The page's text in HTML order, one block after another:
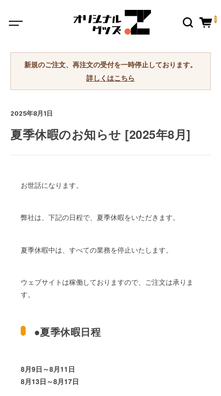
0
新規のご注文、再注文の受付を一時停止しております。
詳しくはこちら
2025年8月1日
夏季休暇のお知らせ [2025年8月]
お世話になります。
弊社は、下記の日程で、夏季休暇をいただきます。
夏季休暇中は、すべての業務を停止いたします。
ウェブサイトは稼働しておりますので、ご注文は承りま
す。
●夏季休暇日程
8月9日～8月11日
8月13日～8月17日